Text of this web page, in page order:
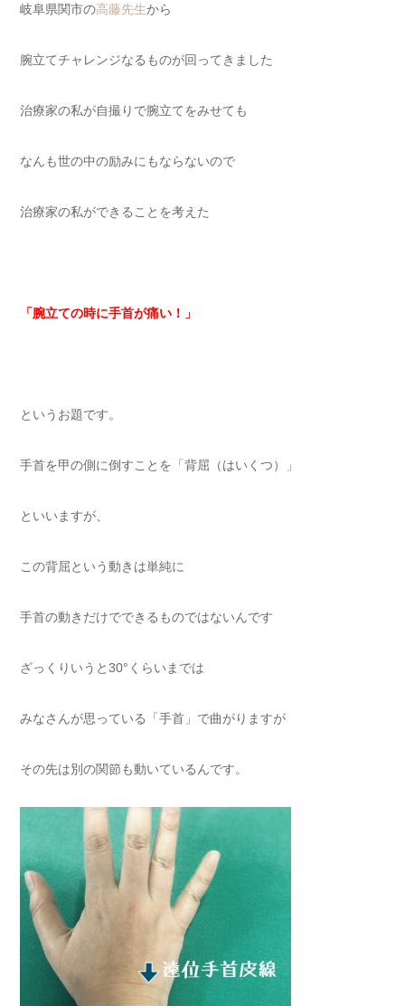
岐阜県関市の高藤先生から
腕立てチャレンジなるものが回ってきました
治療家の私が自撮りで腕立てをみせても
なんも世の中の励みにもならないので
治療家の私ができることを考えた
「腕立ての時に手首が痛い！」
というお題です。
手首を甲の側に倒すことを「背屈（はいくつ）」
といいますが、
この背屈という動きは単純に
手首の動きだけでできるものではないんです
ざっくりいうと30°くらいまでは
みなさんが思っている「手首」で曲がりますが
その先は別の関節も動いているんです。